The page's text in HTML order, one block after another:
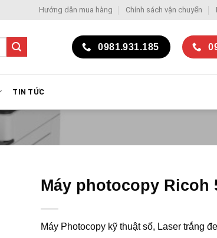
Hướng dẫn mua hàng Chính sách vận chuyển
0981.931.185
TIN TỨC
Máy photocopy Ricoh
Máy Photocopy kỹ thuật số, Laser trắng